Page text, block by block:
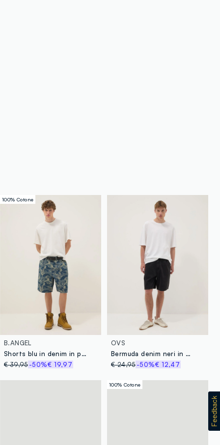
100% Cotone
B.ANGEL
Shorts blu in denim in puro cotone skater fit
€ 39,95-50%€ 19,97
OVS
Bermuda denim neri in misto cotone baggy fit
€ 24,95-50%€ 12,47
100% Cotone